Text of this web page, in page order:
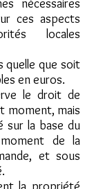
nécessaires
ces aspects
locales
quelle que soit
en euros.
le droit de
moment, mais
sur la base du
de la
et sous